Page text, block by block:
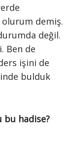
olurum demiş.
değil.
Ben de
işini de
bulduk
bu hadise?